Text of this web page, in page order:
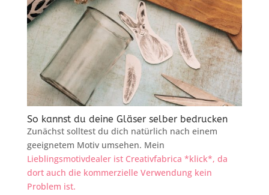
So kannst du deine Gläser selber bedrucken
Zunächst solltest du dich natürlich nach einem
geeignetem Motiv umsehen. Mein
Lieblingsmotivdealer ist Creativfabrica *klick*, da
dort auch die kommerzielle Verwendung kein
Problem ist.